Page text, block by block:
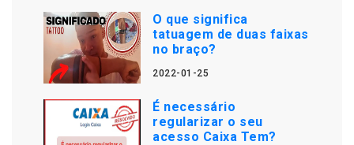
O que significa
tatuagem de duas faixas
no braço?
2022-01-25
É necessário
regularizar o seu
acesso Caixa Tem?